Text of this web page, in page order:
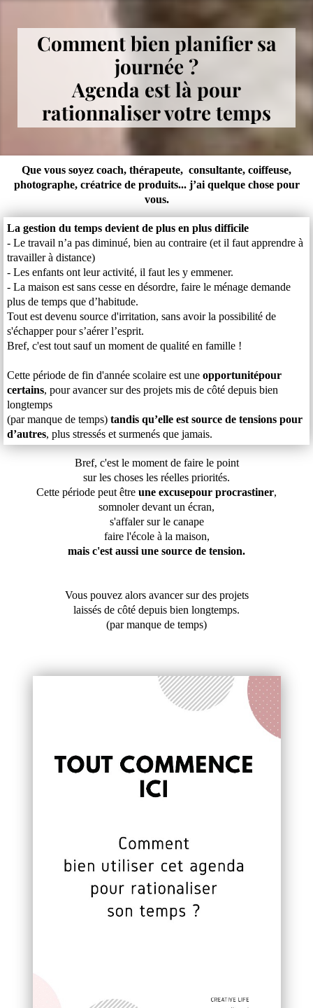
Comment bien planifier sa
journée ?
Agenda est là pour
rationnaliser votre temps
Que vous soyez coach, thérapeute, consultante, coiffeuse,
photographe, créatrice de produits... j’ai quelque chose pour
vous.
La gestion du temps devient de plus en plus difficile
- Le travail n’a pas diminué, bien au contraire (et il faut apprendre à
travailler à distance)
- Les enfants ont leur activité, il faut les y emmener.
- La maison est sans cesse en désordre, faire le ménage demande
plus de temps que d’habitude.
Tout est devenu source d'irritation, sans avoir la possibilité de
s'échapper pour s’aérer l’esprit.
Bref, c'est tout sauf un moment de qualité en famille !
Cette période de fin d'année scolaire est une opportunitépour
certains, pour avancer sur des projets mis de côté depuis bien
longtemps
(par manque de temps) tandis qu’elle est source de tensions pour
d’autres, plus stressés et surmenés que jamais.
Bref, c'est le moment de faire le point
sur les choses les réelles priorités.
Cette période peut être une excusepour procrastiner,
somnoler devant un écran,
s'affaler sur le canape
faire l'école à la maison,
mais c'est aussi une source de tension.
Vous pouvez alors avancer sur des projets
laissés de côté depuis bien longtemps.
(par manque de temps)